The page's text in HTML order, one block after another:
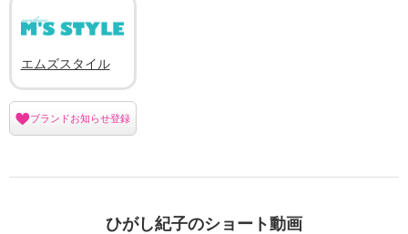
エムズスタイル
ブランドお知らせ登録
ひがし紀子のショート動画